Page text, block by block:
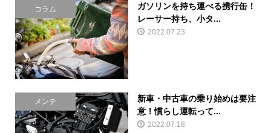
コラム
ガソリンを持ち運べる携行缶！
レーサー持ち、小タ...
2022.07.23
メンテ
新車・中古車の乗り始めは要注
意！慣らし運転って...
2022.07.18